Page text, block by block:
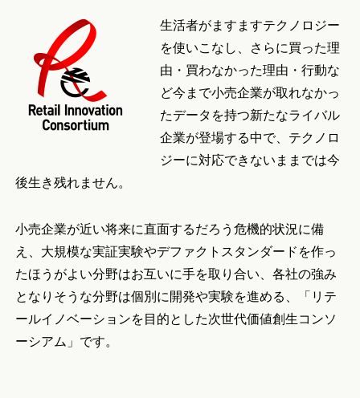
生活者がますますテクノロジー
を使いこなし、さらに買った理
由・買わなかった理由・行動な
ど今まで小売企業が取れなかっ
たデータを持つ新たなライバル
企業が登場する中で、テクノロ
ジーに対応できないままでは今
後生き残れません。
小売企業が近い将来に直面するだろう危機的状況に備
え、大規模な実証実験やデファクトスタンダードを作っ
たほうがよい分野はお互いに手を取り合い、各社の強み
となりそうな分野は個別に開発や実験を進める、「リテ
ールイノベーションを目的とした次世代価値創生コンソ
ーシアム」です。